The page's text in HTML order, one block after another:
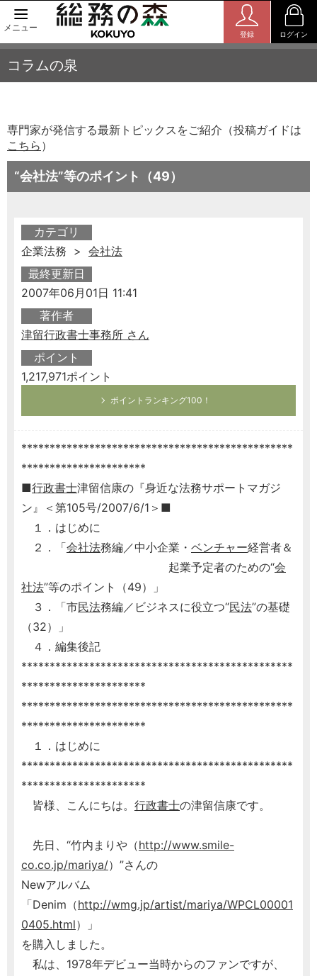
メニュー
登録 ログイン
コラムの泉
専門家が発信する最新トピックスをご紹介（投稿ガイドは
こちら ）
“会社法”等のポイント（49）
カテゴリ
企業法務 > 会社法
最終更新日
2007年06月01日 11:41
著作者
津留行政書士事務所 さん
ポイント
1,217,971ポイント
ポイントランキング100！
************************************************
**********************
■行政書士津留信康の『身近な法務サポートマガジ
ン』＜第105号/2007/6/1＞■
１．はじめに
２．「会社法務編／中小企業・ ベンチャー経営者＆
起業予定者のための“会
社法”等のポイント（49）」
３．「市民法務編／ビジネスに役立つ“民法”の基礎
（32）」
４．編集後記
************************************************
**********************
************************************************
**********************
１．はじめに
************************************************
**********************
皆様、こんにちは。 行政書士の津留信康です。
先日、“竹内まりや（http://www.smile-
co.co.jp/mariya/）”さんの
Newアルバム
「Denim（http://wmg.jp/artist/mariya/WPCL00001
0405.html）」
を購入しました。
私は、1978年デビュー当時からのファンですが、